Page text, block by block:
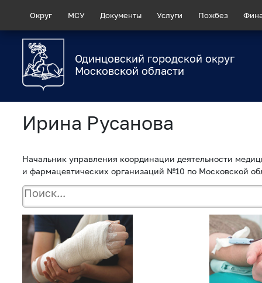
Округ МСУ Документы Услуги Пожбез
Одинцовский городской округ
Московской области
Ирина Русанова
Начальник управления координации деятельности
и фармацевтических организаций №10 по Московской